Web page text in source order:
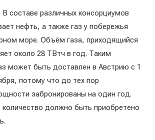
составе различных консорциумов
нефть, а также газ у побережья
море. Объём газа, приходящийся
около 28 ТВтч в год. Таким
может быть доставлен в Австрию с 1
потому что до тех пор
забронированы на один год.
должно быть приобретено